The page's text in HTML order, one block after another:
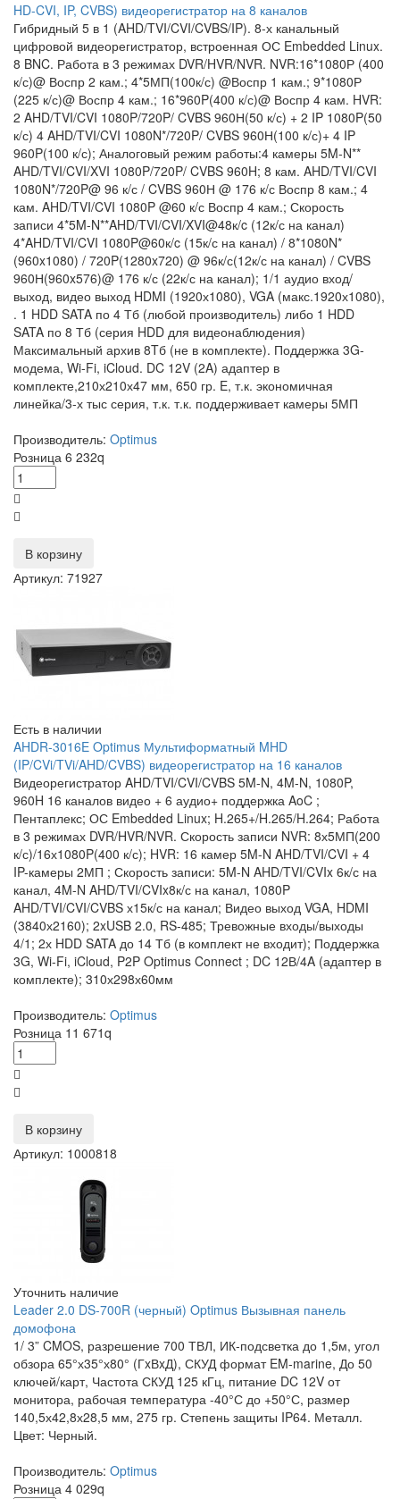
HD-CVI, IP, CVBS) видеорегистратор на 8 каналов
Гибридный 5 в 1 (AHD/TVI/CVI/CVBS/IP). 8-х канальный
цифровой видеорегистратор, встроенная ОС Embedded Linux.
8 BNC. Работа в 3 режимах DVR/HVR/NVR. NVR:16*1080Р (400
к/с)@ Воспр 2 кам.; 4*5МП(100к/с) @Воспр 1 кам.; 9*1080Р
(225 к/с)@ Воспр 4 кам.; 16*960P(400 к/с)@ Воспр 4 кам. HVR:
2 AHD/TVI/CVI 1080P/720P/ CVBS 960Н(50 к/с) + 2 IP 1080P(50
к/с) 4 AHD/TVI/CVI 1080N*/720P/ CVBS 960Н(100 к/с)+ 4 IP
960P(100 к/с); Аналоговый режим работы:4 камеры 5M-N**
AHD/TVI/CVI/XVI 1080P/720P/ CVBS 960H; 8 кам. AHD/TVI/CVI
1080N*/720P@ 96 к/с / CVBS 960Н @ 176 к/с Воспр 8 кам.; 4
кам. AHD/TVI/CVI 1080P @60 к/с Воспр 4 кам.; Скорость
записи 4*5M-N**AHD/TVI/CVI/XVI@48к/c (12к/с на канал)
4*AHD/TVI/CVI 1080P@60к/c (15к/с на канал) / 8*1080N*
(960x1080) / 720P(1280x720) @ 96к/с(12к/с на канал) / CVBS
960Н(960x576)@ 176 к/с (22к/с на канал); 1/1 аудио вход/
выход, видео выход HDMI (1920х1080), VGA (макс.1920х1080),
. 1 HDD SATA по 4 Тб (любой производитель) либо 1 HDD
SATA по 8 Тб (серия HDD для видеонаблюдения)
Максимальный архив 8Tб (не в комплекте). Поддержка 3G-
модема, Wi-Fi, iCloud. DC 12V (2A) адаптер в
комплекте,210х210х47 мм, 650 гр. E, т.к. экономичная
линейка/3-х тыс серия, т.к. т.к. поддерживает камеры 5МП
Производитель: Optimus
Розница 6 232q
В корзину
Артикул: 71927
Есть в наличии
AHDR-3016E Optimus Мультиформатный MHD
(IP/CVi/TVi/AHD/CVBS) видеорегистратор на 16 каналов
Видеорегистратор AHD/TVI/CVI/CVBS 5M-N, 4M-N, 1080P,
960H 16 каналов видео + 6 аудио+ поддержка AoC ;
Пентаплекс; ОС Embedded Linux; H.265+/H.265/H.264; Работа
в 3 режимах DVR/HVR/NVR. Скорость записи NVR: 8х5МП(200
к/с)/16х1080P(400 к/с); HVR: 16 камер 5M-N AHD/TVI/CVI + 4
IP-камеры 2МП ; Скорость записи: 5M-N AHD/TVI/CVIx 6к/с на
канал, 4M-N AHD/TVI/CVIx8к/с на канал, 1080P
AHD/TVI/CVI/CVBS х15к/с на канал; Видео выход VGA, HDMI
(3840х2160); 2xUSB 2.0, RS-485; Тревожные входы/выходы
4/1; 2х HDD SATA до 14 Тб (в комплект не входит); Поддержка
3G, Wi-Fi, iCloud, P2P Optimus Connect ; DC 12В/4A (адаптер в
комплекте); 310х298х60мм
Производитель: Optimus
Розница 11 671q
В корзину
Артикул: 1000818
Уточнить наличие
Leader 2.0 DS-700R (черный) Optimus Вызывная панель
домофона
1/ 3” CMOS, разрешение 700 ТВЛ, ИК-подсветка до 1,5м, угол
обзора 65°х35°х80° (ГxВxД), СКУД формат EM-marine, До 50
ключей/карт, Частота СКУД 125 кГц, питание DC 12V от
монитора, рабочая температура -40°С до +50°С, размер
140,5х42,8х28,5 мм, 275 гр. Степень защиты IP64. Металл.
Цвет: Черный.
Производитель: Optimus
Розница 4 029q